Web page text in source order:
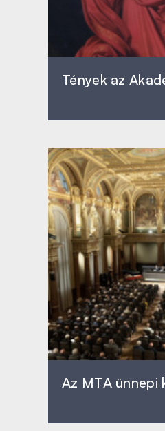
Tények az
Az MTA ünnepi